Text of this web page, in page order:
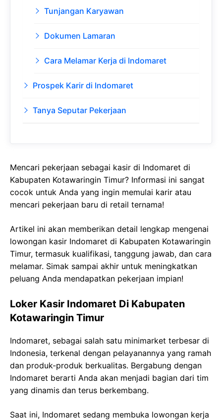
Tunjangan Karyawan
Dokumen Lamaran
Cara Melamar Kerja di Indomaret
Prospek Karir di Indomaret
Tanya Seputar Pekerjaan
Mencari pekerjaan sebagai kasir di Indomaret di
Kabupaten Kotawaringin Timur? Informasi ini sangat
cocok untuk Anda yang ingin memulai karir atau
mencari pekerjaan baru di retail ternama!
Artikel ini akan memberikan detail lengkap mengenai
lowongan kasir Indomaret di Kabupaten Kotawaringin
Timur, termasuk kualifikasi, tanggung jawab, dan cara
melamar. Simak sampai akhir untuk meningkatkan
peluang Anda mendapatkan pekerjaan impian!
Loker Kasir Indomaret Di Kabupaten
Kotawaringin Timur
Indomaret, sebagai salah satu minimarket terbesar di
Indonesia, terkenal dengan pelayanannya yang ramah
dan produk-produk berkualitas. Bergabung dengan
Indomaret berarti Anda akan menjadi bagian dari tim
yang dinamis dan terus berkembang.
Saat ini, Indomaret sedang membuka lowongan kerja